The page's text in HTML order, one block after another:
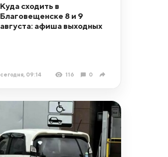
Куда сходить в
Благовещенске 8 и 9
августа: афиша выходных
сегодня, 09:14 116 0